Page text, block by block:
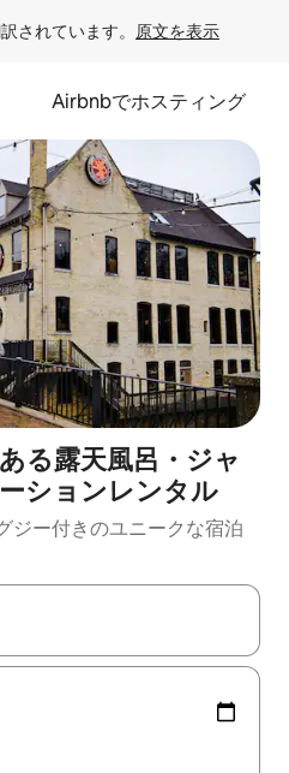
されています。 原文を表示
Airbnbでホスティング
る露天風呂・ジャ
ションレンタル
ジー付きのユニークな宿泊
下の矢印キーを使って移動するか